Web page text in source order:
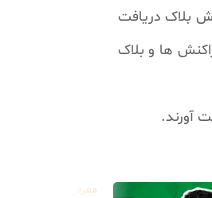
بلاک دریافت
ها و بلاک
معرفی